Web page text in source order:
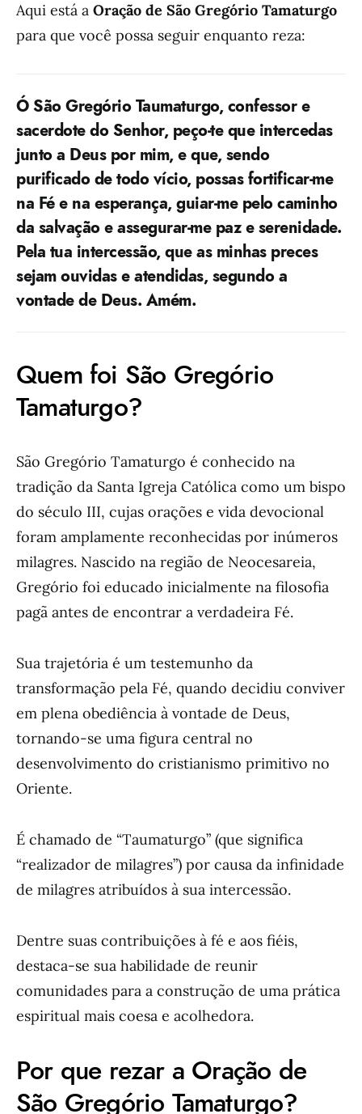
Aqui está a Oração de São Gregório Tamaturgo
para que você possa seguir enquanto reza:
Ó São Gregório Taumaturgo, confessor e
sacerdote do Senhor, peço-te que intercedas
junto a Deus por mim, e que, sendo
purificado de todo vício, possas fortificar-me
na Fé e na esperança, guiar-me pelo caminho
da salvação e assegurar-me paz e serenidade.
Pela tua intercessão, que as minhas preces
sejam ouvidas e atendidas, segundo a
vontade de Deus. Amém.
Quem foi São Gregório
Tamaturgo?
São Gregório Tamaturgo é conhecido na
tradição da Santa Igreja Católica como um bispo
do século III, cujas orações e vida devocional
foram amplamente reconhecidas por inúmeros
milagres. Nascido na região de Neocesareia,
Gregório foi educado inicialmente na filosofia
pagã antes de encontrar a verdadeira Fé.
Sua trajetória é um testemunho da
transformação pela Fé, quando decidiu conviver
em plena obediência à vontade de Deus,
tornando-se uma figura central no
desenvolvimento do cristianismo primitivo no
Oriente.
É chamado de “Taumaturgo” (que significa
“realizador de milagres”) por causa da infinidade
de milagres atribuídos à sua intercessão.
Dentre suas contribuições à fé e aos fiéis,
destaca-se sua habilidade de reunir
comunidades para a construção de uma prática
espiritual mais coesa e acolhedora.
Por que rezar a Oração de
São Gregório Tamaturgo?